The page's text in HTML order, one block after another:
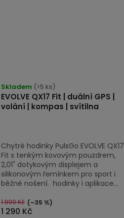
EVOLVE QX17 Fit | duální GPS |
volání | kompas | svítilna
Skladem (>5 ks)
1 290 Kč
1 990 Kč (–35 %)
Chytré hodinky PulsGo EVOLVE QX17
Fit s tenkým kovovým pouzdrem,
2,01" dotykovým displejem a
silikonovým řemínkem pro sport i
běžné nošení. hodinky i aplikace...